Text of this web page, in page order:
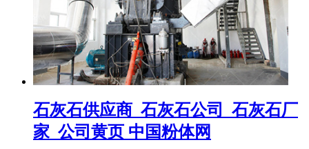
石灰石供应商_石灰石公司_石灰石厂
家_公司黄页 中国粉体网